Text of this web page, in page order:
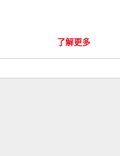
了解更多